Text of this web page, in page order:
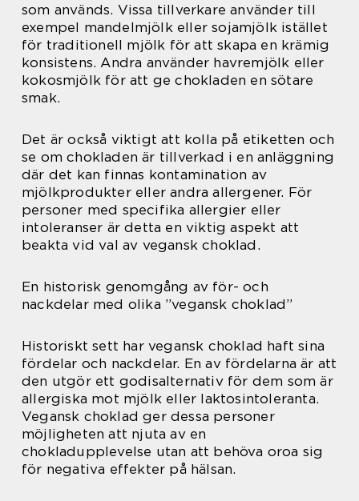
som används. Vissa tillverkare använder till
exempel mandelmjölk eller sojamjölk istället
för traditionell mjölk för att skapa en krämig
konsistens. Andra använder havremjölk eller
kokosmjölk för att ge chokladen en sötare
smak.
Det är också viktigt att kolla på etiketten och
se om chokladen är tillverkad i en anläggning
där det kan finnas kontamination av
mjölkprodukter eller andra allergener. För
personer med specifika allergier eller
intoleranser är detta en viktig aspekt att
beakta vid val av vegansk choklad.
En historisk genomgång av för- och
nackdelar med olika ”vegansk choklad”
Historiskt sett har vegansk choklad haft sina
fördelar och nackdelar. En av fördelarna är att
den utgör ett godisalternativ för dem som är
allergiska mot mjölk eller laktosintoleranta.
Vegansk choklad ger dessa personer
möjligheten att njuta av en
chokladupplevelse utan att behöva oroa sig
för negativa effekter på hälsan.